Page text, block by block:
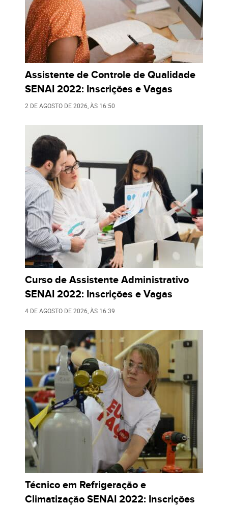
Assistente de Controle de Qualidade
SENAI 2022: Inscrições e Vagas
2 DE AGOSTO DE 2026 , ÀS 16:50
Curso de Assistente Administrativo
SENAI 2022: Inscrições e Vagas
4 DE AGOSTO DE 2026 , ÀS 16:39
Técnico em Refrigeração e
Climatização SENAI 2022: Inscrições